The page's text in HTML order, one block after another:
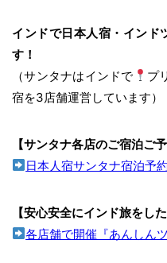
インドで日本人宿・インド
す！
（サンタナはインドで
プ
宿を3店舗運営しています）
【サンタナ各店のご宿泊ご
日本人宿サンタナ宿泊予約
【安心安全にインド旅をし
各店舗で開催『あんしんツ